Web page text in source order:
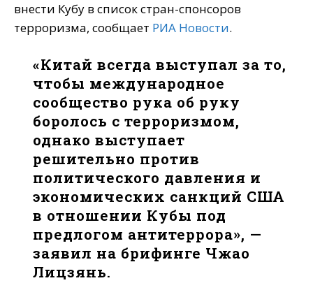
внести Кубу в список стран-спонсоров
терроризма, сообщает РИА Новости.
«Китай всегда выступал за то,
чтобы международное
сообщество рука об руку
боролось с терроризмом,
однако выступает
решительно против
политического давления и
экономических санкций США
в отношении Кубы под
предлогом антитеррора», —
заявил на брифинге Чжао
Лицзянь.